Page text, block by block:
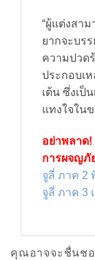
“ผู้แต่งสา
ยากจะบร
ความปวด
ประกอบเ
เต้น ซึ่งเป็
แทงใจใน
อย่าพลาด!
การผจญภั
จูลี่ ภาค 2
จูลี่ ภาค 3
คุณอาจจะชื่นช